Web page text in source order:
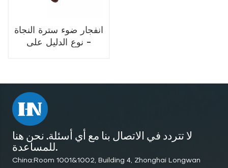
انفجار ضوء سترة النجاة
- نوع الدليل على
لا تتردد في الاتصال بنا مع أي أسئلة. نحن هنا
للمساعدة.
China:Room 1001&1002, Building 4, Zhonghai Longwan